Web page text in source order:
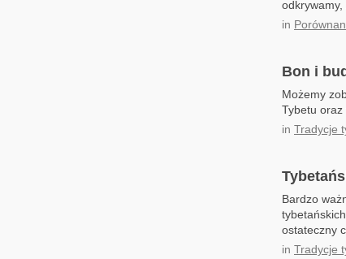
odkrywamy,
in
Bon i
Możemy
Tybetu oraz
in Tradycje
Bardzo
ostateczny
in Tradycje